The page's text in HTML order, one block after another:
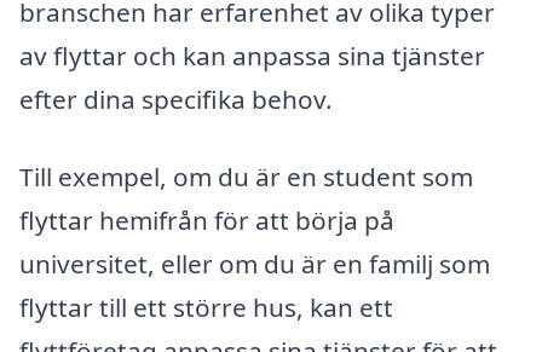
branschen har erfarenhet av olika typer
av flyttar och kan anpassa sina tjänster
efter dina specifika behov.
Till exempel, om du är en student som
flyttar hemifrån för att börja på
universitet, eller om du är en familj som
flyttar till ett större hus, kan ett